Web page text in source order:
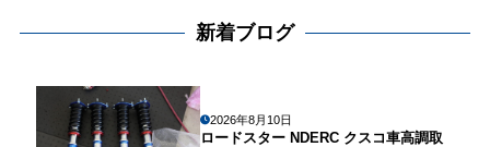
新着ブログ
2026年8月10日
ロードスター NDERC クスコ車高調取